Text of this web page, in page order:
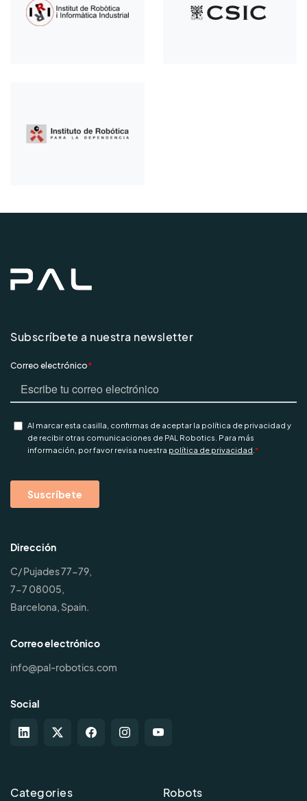
Subscríbete a nuestra newsletter
Dirección
C/ Pujades 77-79,
7-7 08005,
Barcelona, Spain.
Correo electrónico
info@pal-robotics.com
Social
Categories Robots